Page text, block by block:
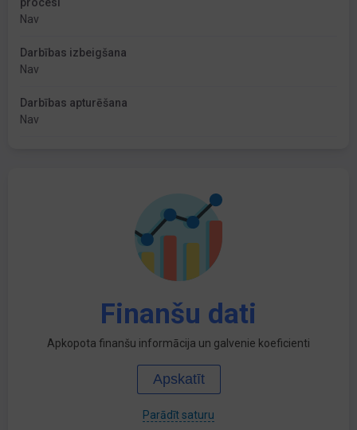
procesi
Nav
Darbības izbeigšana
Nav
Darbības apturēšana
Nav
Finanšu dati
Apkopota finanšu informācija un galvenie koeficienti
Apskatīt
Parādīt saturu